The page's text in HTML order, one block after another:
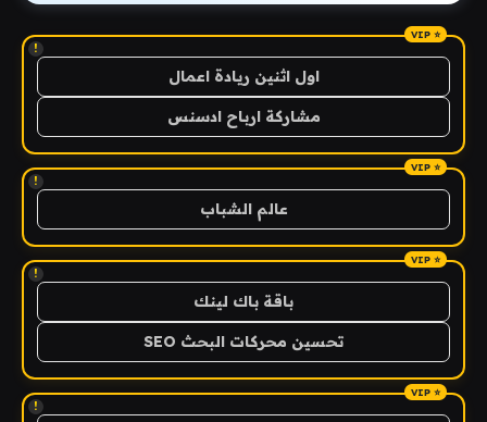
!
اول اثنين ريادة اعمال
مشاركة ارباح ادسنس
!
عالم الشباب
!
باقة باك لينك
تحسين محركات البحث SEO
!